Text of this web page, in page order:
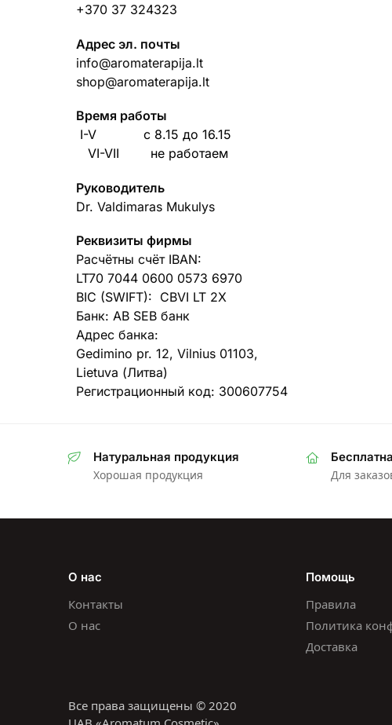
+370 37 324323
Адрес эл. почты
info@aromaterapija.lt
shop@aromaterapija.lt
Время работы
I-V c 8.15 до 16.15
VI-VII не работаем
Руководитель
Dr. Valdimaras Mukulys
Реквизиты фирмы
Расчётны счёт IBAN:
LT70 7044 0600 0573 6970
BIC (SWIFT): CBVI LT 2X
Банк: AB SEB банк
Адрес банка:
Gedimino pr. 12, Vilnius 01103,
Lietuva (Литва)
Регистрационный код: 300607754
Натуральная продукция
Хорошая продукция
Для
О нас
Контакты
О нас
Помощь
Правила
Политика
Доставка
Все права защищены © 2020